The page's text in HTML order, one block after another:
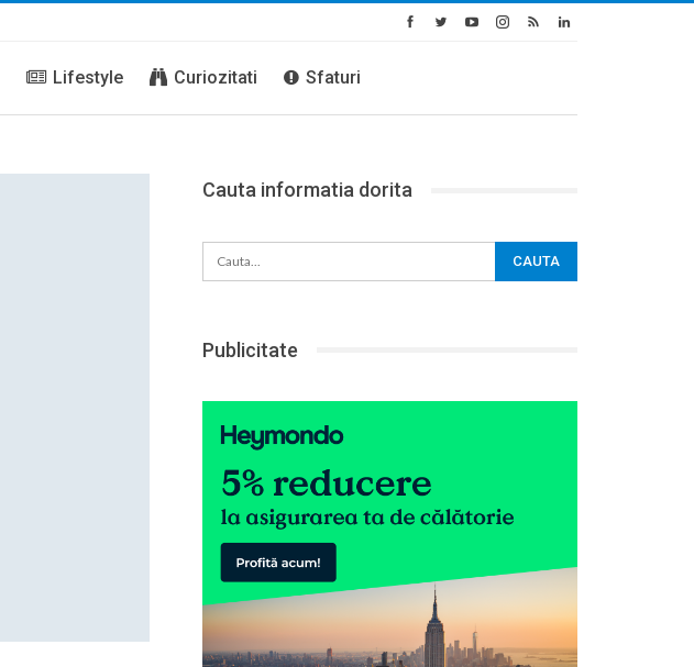
Lifestyle Curiozitati Sfaturi
Cauta informatia dorita
Publicitate